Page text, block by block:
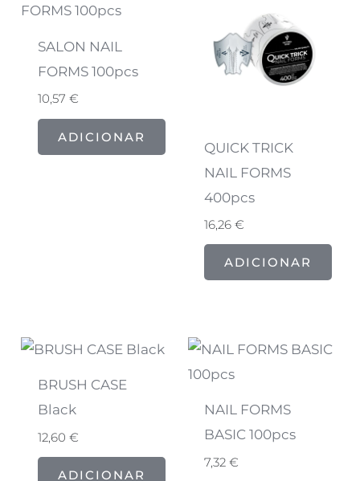
SALON NAIL
FORMS 100pcs
10,57 €
ADICIONAR
QUICK TRICK
NAIL FORMS
400pcs
16,26€
ADICIONAR
BRUSH CASE
Black
12,60 €
ADICIONAR
NAIL FORMS
BASIC 100pcs
7,32€